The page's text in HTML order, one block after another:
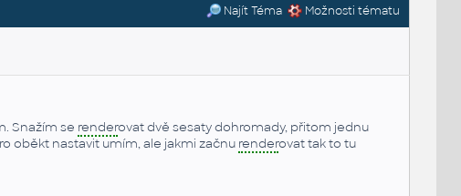
Najít Téma Možnosti tématu
Snažím se renderovat dvě sesaty dohromady, přitom jednu
oběkt nastavit umím, ale jakmi začnu renderovat tak to tu